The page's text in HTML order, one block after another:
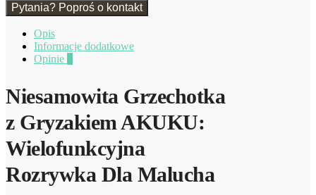
Pytania? Poproś o kontakt
Opis
Informacje dodatkowe
Opinie
Niesamowita Grzechotka
z Gryzakiem AKUKU:
Wielofunkcyjna
Rozrywka Dla Malucha